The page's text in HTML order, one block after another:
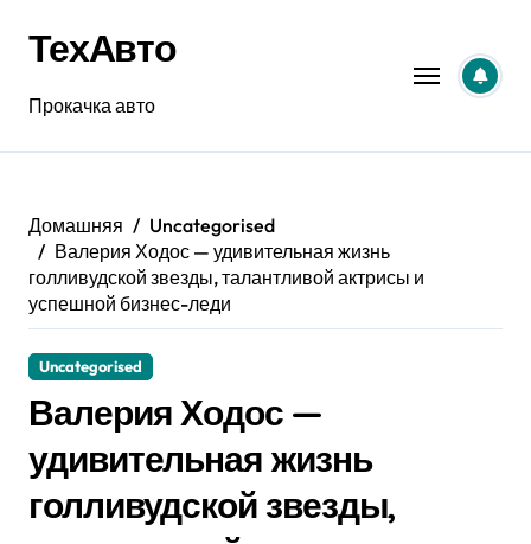
содержанию
ТехАвто
Прокачка авто
Домашняя
Uncategorised
Валерия Ходос — удивительная жизнь
голливудской звезды, талантливой актрисы и
успешной бизнес-леди
Uncategorised
Валерия Ходос —
удивительная жизнь
голливудской звезды,